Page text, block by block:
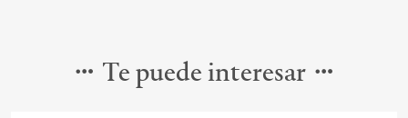
Te puede interesar